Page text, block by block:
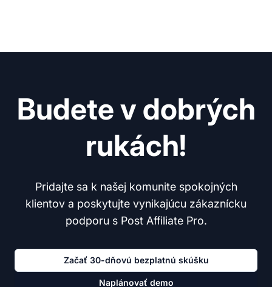
Budete v dobrých
rukách!
Pridajte sa k našej komunite spokojných
klientov a poskytujte vynikajúcu zákaznícku
podporu s Post Affiliate Pro.
Začať 30-dňovú bezplatnú skúšku
Naplánovať demo